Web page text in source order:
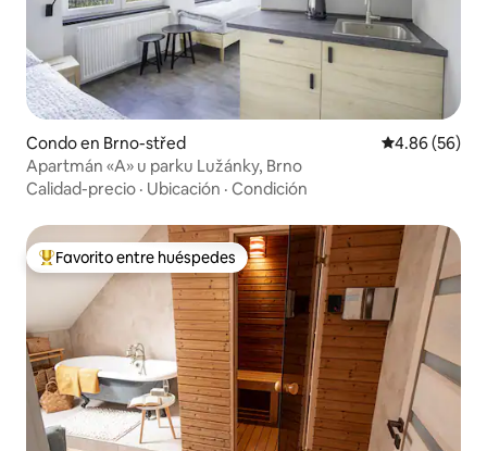
Condo en Brno-střed Calificación
4.86 (56)
Apartmán «A» u parku Lužánky, Brno
Calidad-precio · Ubicación · Condición
Favorito entre huéspedes preferido
Favorito entre huéspedes